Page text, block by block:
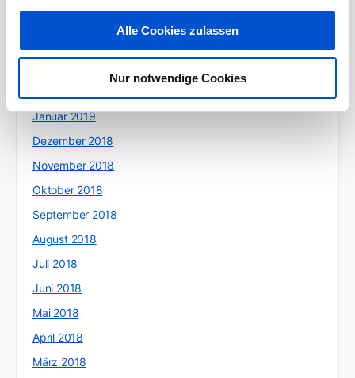
Alle Cookies zulassen
Nur notwendige Cookies
Januar 2019
Dezember 2018
November 2018
Oktober 2018
September 2018
August 2018
Juli 2018
Juni 2018
Mai 2018
April 2018
März 2018